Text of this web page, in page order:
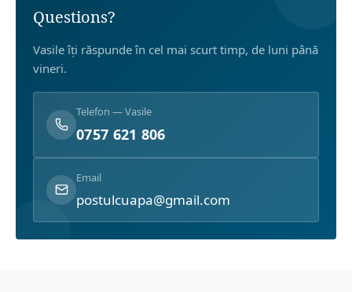
Questions?
Vasile îți răspunde în cel mai scurt timp, de luni până
vineri.
Telefon — Vasile
0757 621 806
Email
postulcuapa@gmail.com